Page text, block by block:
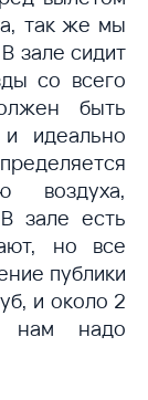
так же мы
зале сидит
со всего
быть
идеально
воздуха,
зале есть
но все
публики
и около 2
нам надо